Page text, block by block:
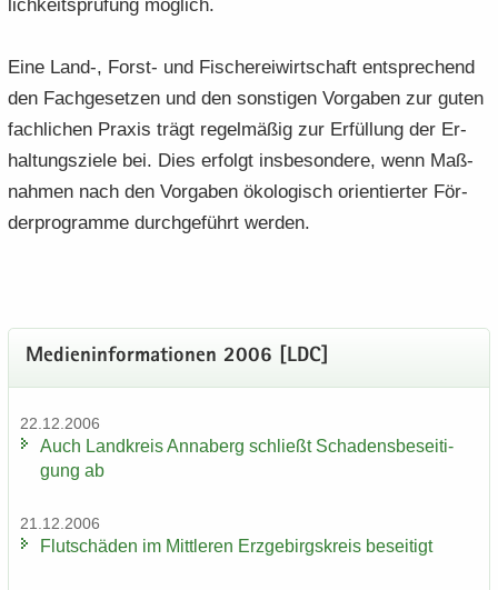
lich­keits­prü­fung mög­lich.
Eine Land-, Forst-​ und Fi­sche­rei­wirt­schaft ent­spre­chend
den Fach­ge­set­zen und den sons­ti­gen Vor­ga­ben zur guten
fach­li­chen Pra­xis trägt re­gel­mä­ßig zur Er­fül­lung der Er­
hal­tungs­zie­le bei. Dies er­folgt ins­be­son­de­re, wenn Maß­
nah­men nach den Vor­ga­ben öko­lo­gisch ori­en­tier­ter För­
der­pro­gram­me durch­ge­führt wer­den.
Me­di­en­in­for­ma­tio­nen 2006 [LDC]
22.12.2006
Auch Land­kreis An­na­berg schließt Scha­dens­be­sei­ti­
gung ab
21.12.2006
Flut­schä­den im Mitt­le­ren Erz­ge­birgs­kreis be­sei­tigt